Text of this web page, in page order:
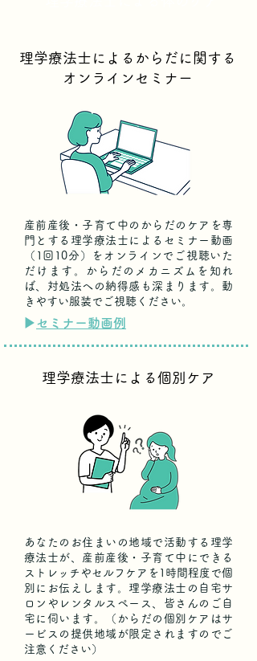
理学療法士によるからだに関する
オンラインセミナー
産前産後・子育て中のからだのケアを専
門とする理学療法士によるセミナー動画
（1回10分）をオンラインでご視聴いた
だけます。からだのメカニズムを知れ
ば、対処法への納得感も深まります。動
きやすい服装でご視聴ください。
​▶︎セミナー動画例
理学療法士による個別ケア
あなたのお住まいの地域で活動する理学
療法士が、産前産後・子育て中にできる
ストレッチやセルフケアを1時間程度で個
別にお伝えします。理学療法士の自宅サ
ロンやレンタルスペース、皆さんのご自
宅に伺います。（からだの個別ケアはサ
ービスの提供地域が限定されますのでご
注意ください）